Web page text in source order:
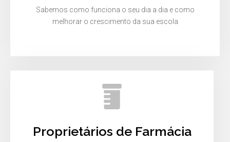
Sabemos como funciona o seu dia a dia e como
melhorar o crescimento da sua escola
Proprietários de Farmácia